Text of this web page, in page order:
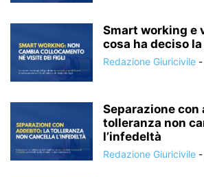
Smart working e
cosa ha deciso
Redazione Giuricivile -
Separazione con
tolleranza non
l’infedeltà
Redazione Giuricivile -